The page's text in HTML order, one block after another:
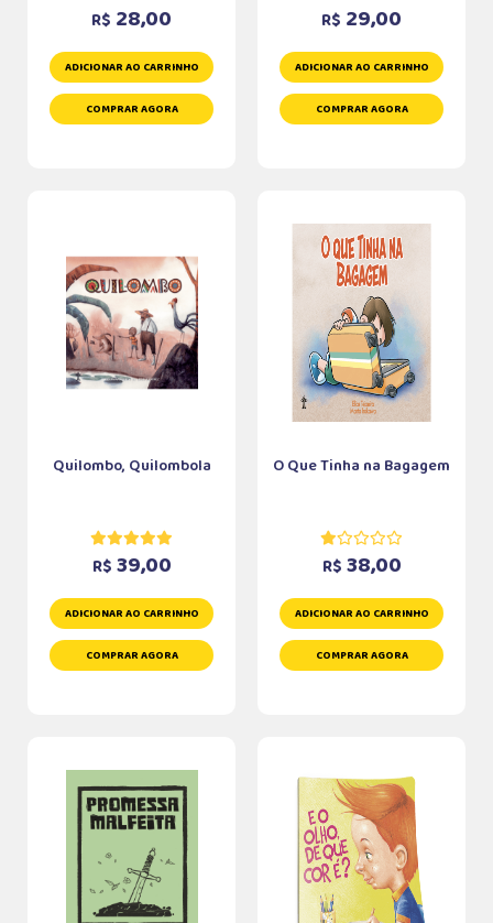
R$ 28,00
ADICIONAR AO CARRINHO
COMPRAR AGORA
R$ 29,00
ADICIONAR AO CARRINHO
COMPRAR AGORA
Quilombo, Quilombola
R$ 39,00
ADICIONAR AO CARRINHO
COMPRAR AGORA
O Que Tinha na Bagagem
R$ 38,00
ADICIONAR AO CARRINHO
COMPRAR AGORA